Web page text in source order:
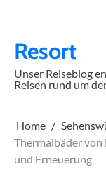
contentResort
Unser Reiseblog
Reisen rund um
Home
Thermalbäder von
und Erneuerung